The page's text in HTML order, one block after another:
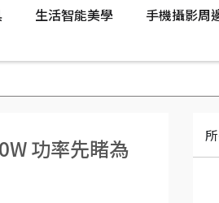
生活智能美學 手機攝影周
功率先睹為